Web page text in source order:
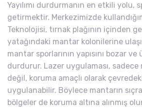
Yayılımı durdurmanın en etkili yolu,
getirmektir. Merkezimizde
Teknolojisi, tırnak plağının içinden
yatağındaki mantar kolonilerine
mantar sporlarının yapısını bozar
durdurur. Lazer uygulaması, sadece
değil, koruma amaçlı olarak
uygulanabilir. Böylece mantarın
bölgeler de koruma altına alınmış